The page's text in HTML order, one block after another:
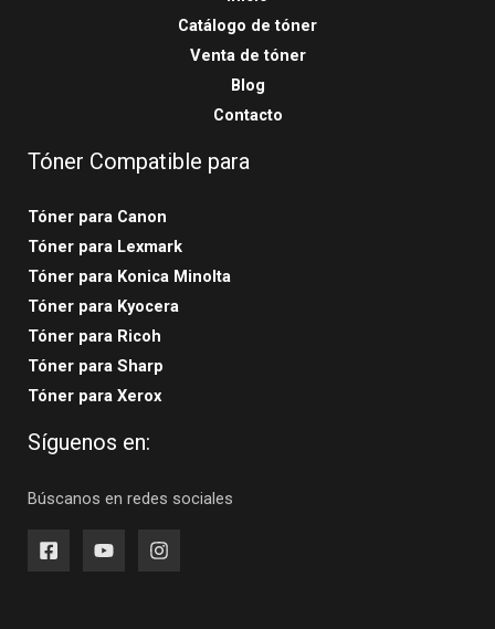
Catálogo de tóner
Venta de tóner
Blog
Contacto
Tóner Compatible para
Tóner para Canon
Tóner para Lexmark
Tóner para Konica Minolta
Tóner para Kyocera
Tóner para Ricoh
Tóner para Sharp
Tóner para Xerox
Síguenos en:
Búscanos en redes sociales